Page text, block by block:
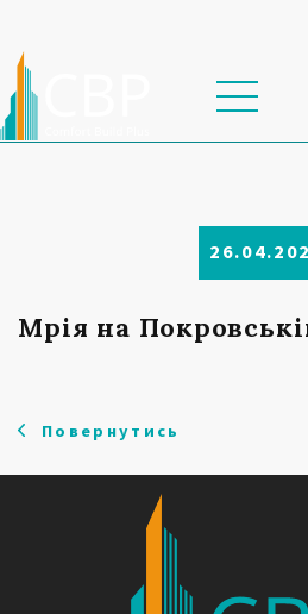
Мрія на
Повернутись